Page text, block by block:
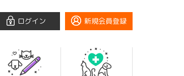
ログイン 新規会員登録